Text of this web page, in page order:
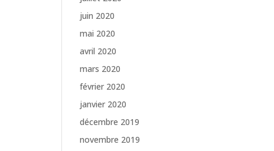
juin 2020
mai 2020
avril 2020
mars 2020
février 2020
janvier 2020
décembre 2019
novembre 2019